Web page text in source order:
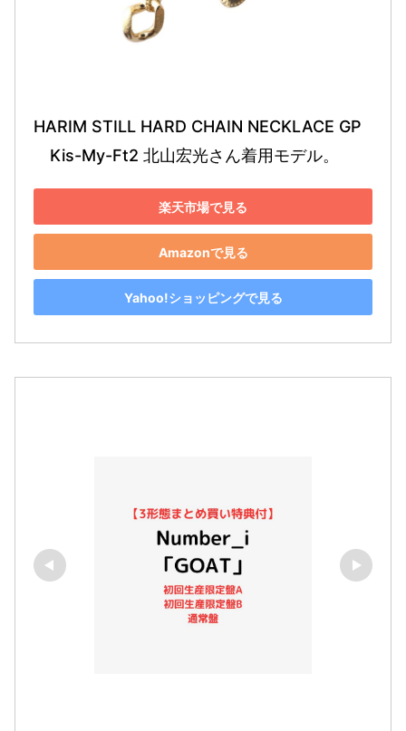
HARIM STILL HARD CHAIN NECKLACE GP
Kis-My-Ft2 北山宏光さん着用モデル。
楽天市場で見る
Amazonで見る
Yahoo!ショッピングで見る